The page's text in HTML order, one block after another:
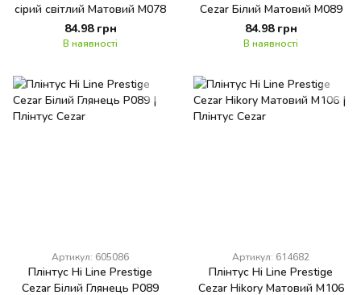
сірий світлий Матовий M078
84.98 грн
В наявності
Cezar Білий Матовий M089
84.98 грн
В наявності
Артикул: 605086
Плінтус Hi Line Prestige
Cezar Білий Глянець P089
Артикул: 614682
Плінтус Hi Line Prestige
Cezar Hikory Матовий M106